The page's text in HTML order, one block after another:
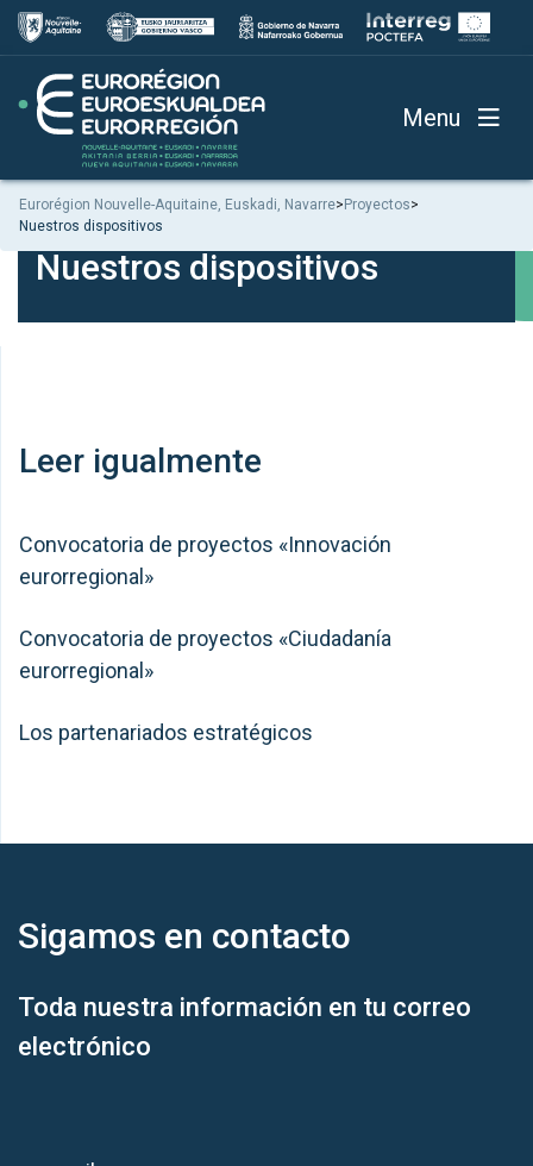
Menu
Eurorégion Nouvelle-Aquitaine, Euskadi, Navarre> Proyectos>
Nuestros dispositivos
Nuestros dispositivos
Leer igualmente
Convocatoria de proyectos «Innovación
eurorregional»
Convocatoria de proyectos «Ciudadanía
eurorregional»
Los partenariados estratégicos
Sigamos en contacto
Toda nuestra información en tu correo
electrónico